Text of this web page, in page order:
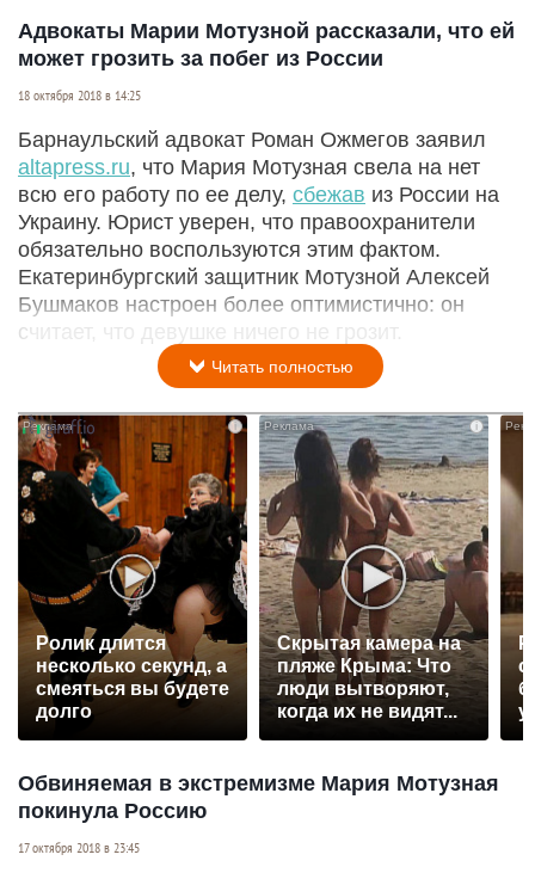
Адвокаты Марии Мотузной рассказали, что ей
может грозить за побег из России
18 октября 2018 в 14:25
Барнаульский адвокат Роман Ожмегов заявил
altapress.ru, что Мария Мотузная свела на нет
всю его работу по ее делу, сбежав из России на
Украину. Юрист уверен, что правоохранители
обязательно воспользуются этим фактом.
Екатеринбургский защитник Мотузной Алексей
Бушмаков настроен более оптимистично: он
считает, что девушке ничего не грозит.
Читать полностью
i
Ролик длится
несколько секунд, а
смеяться вы будете
долго
i
Скрытая камера на
пляже Крыма: Что
люди вытворяют,
когда их не видят...
Обвиняемая в экстремизме Мария Мотузная
покинула Россию
17 октября 2018 в 23:45